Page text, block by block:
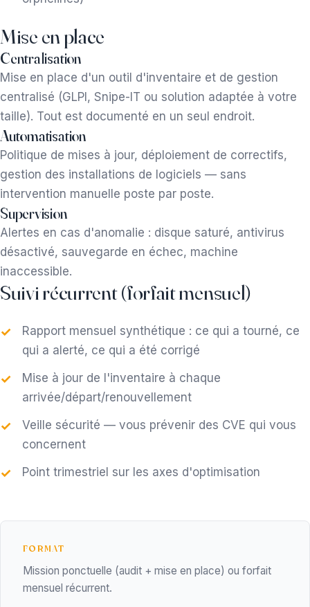
FORMAT
Mission ponctuelle (audit + mise en place) ou forfait
mensuel récurrent.
Mise en place
Centralisation
Mise en place d'un outil d'inventaire et de gestion
centralisé (GLPI, Snipe-IT ou solution adaptée à votre
taille). Tout est documenté en un seul endroit.
Automatisation
Politique de mises à jour, déploiement de correctifs,
gestion des installations de logiciels — sans
intervention manuelle poste par poste.
Supervision
Alertes en cas d'anomalie : disque saturé, antivirus
désactivé, sauvegarde en échec, machine
inaccessible.
Suivi récurrent (forfait mensuel)
Rapport mensuel synthétique : ce qui a tourné, ce
qui a alerté, ce qui a été corrigé
Mise à jour de l'inventaire à chaque
arrivée/départ/renouvellement
Veille sécurité — vous prévenir des CVE qui vous
concernent
Point trimestriel sur les axes d'optimisation